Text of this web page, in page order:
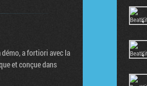
a fortiori avec la
et conçue dans